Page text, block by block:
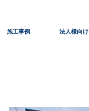
施工事例 法人様向け